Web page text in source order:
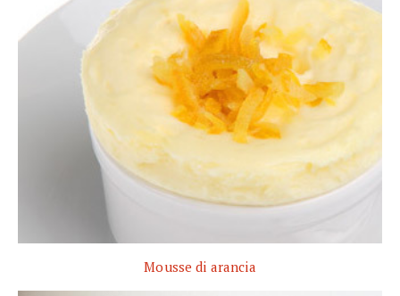
Mousse di arancia